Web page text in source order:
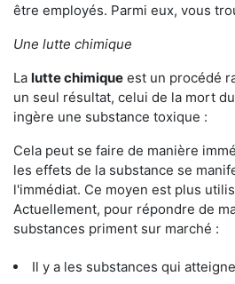
être employés. Parmi eux, vous
Une lutte chimique
La lutte chimique est un procédé
un seul résultat, celui de la mort
ingère une substance toxique :
Cela peut se faire de manière
les effets de la substance se
l'immédiat. Ce moyen est plus
Actuellement, pour répondre de
substances priment sur marché :
Il y a les substances qui